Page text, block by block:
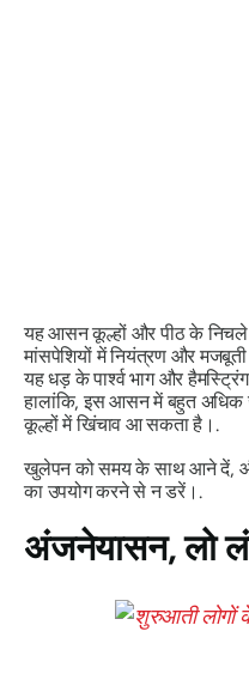
यह आसन कूल्हों और पीठ के निचले
मांसपेशियों में नियंत्रण और
यह धड़ के पार्श्व भाग और
हालांकि, इस आसन में बहुत अधिक
कूल्हों में खिंचाव आ सकता है।.
खुलेपन को समय के साथ आने दें, और
का उपयोग करने से न डरें।.
अंजनेयासन, लो